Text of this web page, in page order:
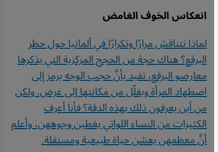
انعكاس الخوف الغامض
لماذا نتناقش مرارًا وتكرارًا في ألمانيا حول حظر
البرقع؟ هناك حجة من الحجج المركزية التي يذكرها
معارضو البرقع، تفيد بأنَّ حجب الوجه يرمز إلى
اضطهاد المرأة ويقلّل من مكانتها إلى غرض. ولكن
من أين يعرفون ذلك بهذه الدقة؟ فأنا أعرف
الكثيرات من النساء اللواتي يغطين وجوههن، وأعلم
أنَّ معظمهن يعشن حياة طبيعية ومستقلة.